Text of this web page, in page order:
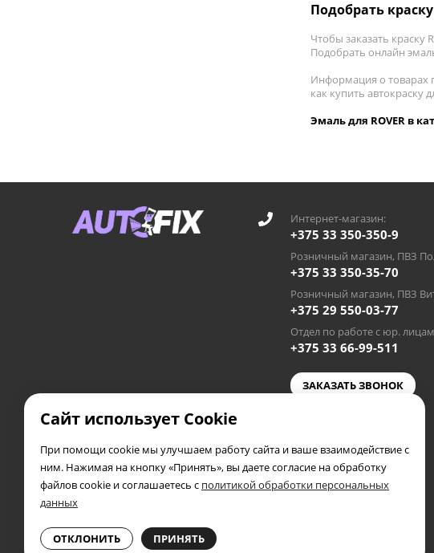
Подобрать
Чтобы заказать краску
Подобрать онлайн
Информация о товарах
как купить автокраску
Эмаль для ROVER в
Интернет-магазин:
+375 33 350-350-9
Розничный магазин, ПВЗ
+375 33 350-35-70
Розничный магазин, ПВЗ
+375 29 550-03-77
Отдел по работе с юр.
+375 33 66-99-511
ЗАКАЗАТЬ ЗВОНОК
2019 - 2026 © AUTOFIX.BY
Частное предприятие «Автосэлф», УНП 391953388
Информация о защите прав потребителей
Сайт использует Cookie
При помощи cookie мы улучшаем работу сайта и ваше взаимодействие с
ним. Нажимая на кнопку «Принять», вы даете согласие на обработку
файлов cookie и соглашаетесь с политикой обработки персональных
данных
ОТКЛОНИТЬ ПРИНЯТЬ